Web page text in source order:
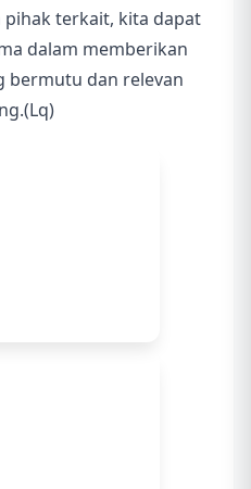
terkait, kita dapat
dalam memberikan
bermutu dan relevan